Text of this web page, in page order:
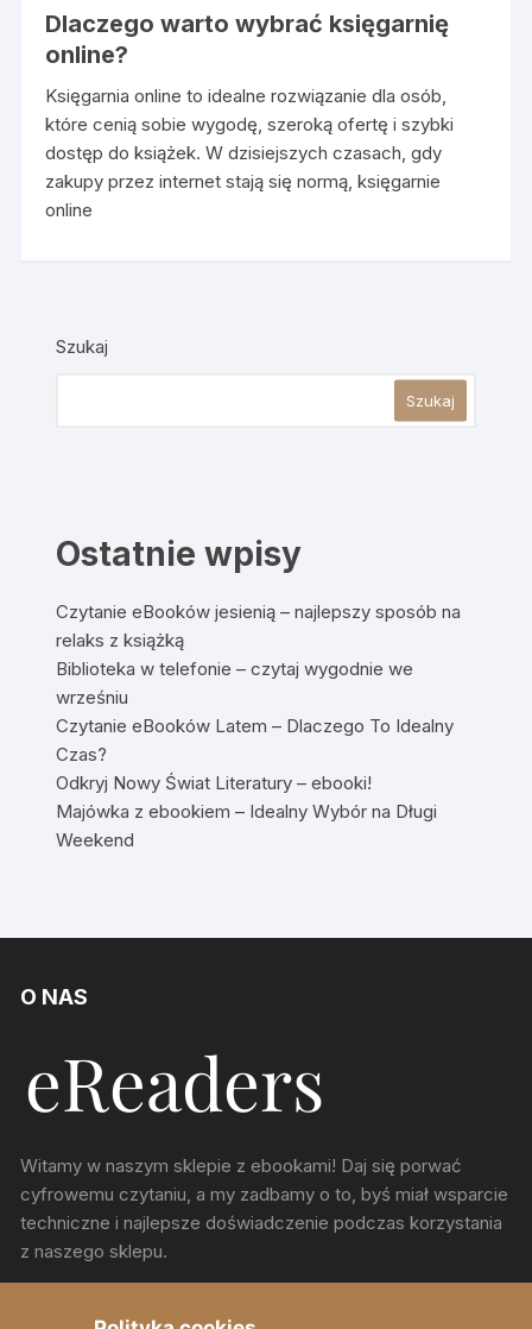
Dlaczego warto wybrać księgarnię
online?
Księgarnia online to idealne rozwiązanie dla osób,
które cenią sobie wygodę, szeroką ofertę i szybki
dostęp do książek. W dzisiejszych czasach, gdy
zakupy przez internet stają się normą, księgarnie
online
Szukaj
Szukaj
Ostatnie wpisy
Czytanie eBooków jesienią – najlepszy sposób na
relaks z książką
Biblioteka w telefonie – czytaj wygodnie we
wrześniu
Czytanie eBooków Latem – Dlaczego To Idealny
Czas?
Odkryj Nowy Świat Literatury – ebooki!
Majówka z ebookiem – Idealny Wybór na Długi
Weekend
O NAS
Witamy w naszym sklepie z ebookami! Daj się porwać
cyfrowemu czytaniu, a my zadbamy o to, byś miał wsparcie
techniczne i najlepsze doświadczenie podczas korzystania
z naszego sklepu.
ul. Chorzowska 150, Katowice